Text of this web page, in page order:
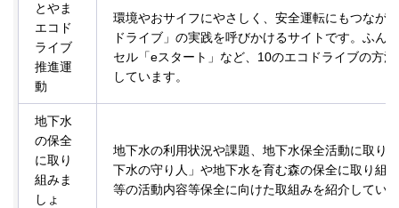
とやま
エコド
ライブ
推進運
動
環境やおサイフにやさしく、安全運転にもつなが
ドライブ」の実践を呼びかけるサイトです。ふん
セル「eスタート」など、10のエコドライブの方
しています。
地下水
の保全
に取り
組みま
しょ
地下水の利用状況や課題、地下水保全活動に取り
下水の守り人」や地下水を育む森の保全に取り組
等の活動内容等保全に向けた取組みを紹介してい